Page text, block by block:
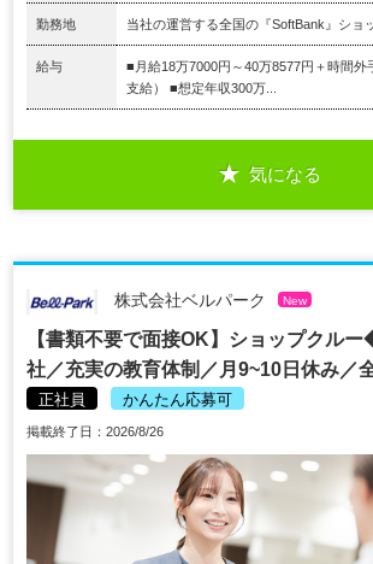
勤務地 当社の運営する全国の『SoftBank』ショ
給与
■月給18万7000円～40万8577円＋時間外
支給） ■想定年収300万...
気になる
株式会社ベルパーク New
【書類不要で面接OK】ショップクル
社／充実の教育体制／月9~10日休み／
正社員 かんたん応募可
掲載終了日：2026/8/26